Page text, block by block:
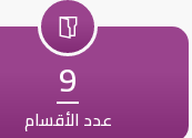
9
عدد الأقسام